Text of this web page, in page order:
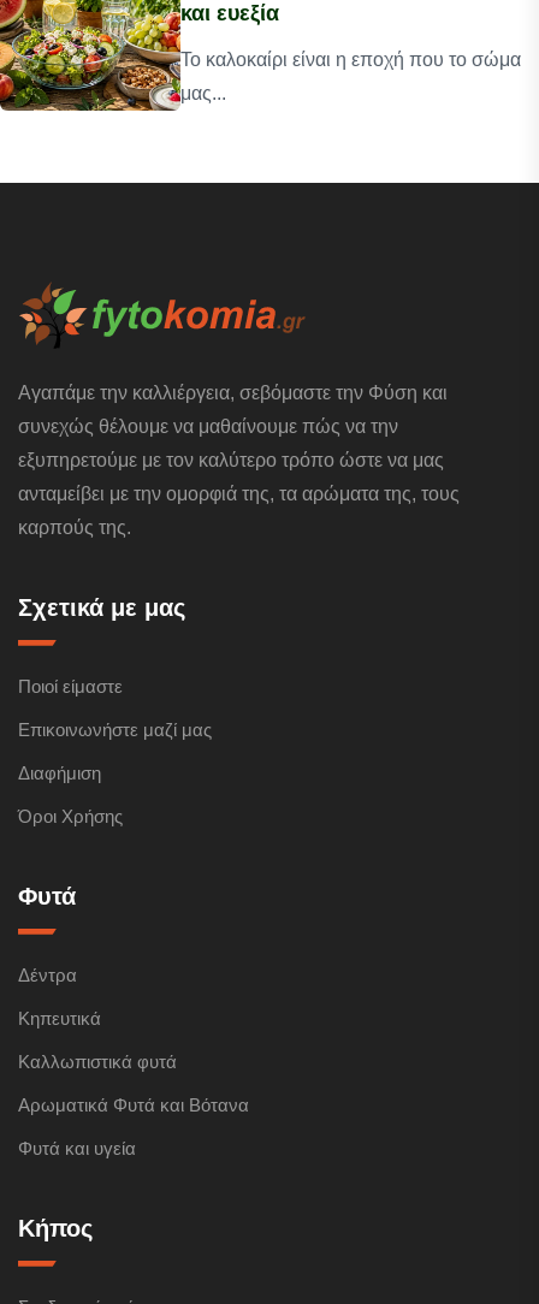
και ευεξία
Το καλοκαίρι είναι η εποχή που το σώμα
μας...
Αγαπάμε την καλλιέργεια, σεβόμαστε την Φύση και
συνεχώς θέλουμε να μαθαίνουμε πώς να την
εξυπηρετούμε με τον καλύτερο τρόπο ώστε να μας
ανταμείβει με την ομορφιά της, τα αρώματα της, τους
καρπούς της.
Σχετικά με μας
Ποιοί είμαστε
Επικοινωνήστε μαζί μας
Διαφήμιση
Όροι Χρήσης
Φυτά
Δέντρα
Κηπευτικά
Καλλωπιστικά φυτά
Αρωματικά Φυτά και Βότανα
Φυτά και υγεία
Κήπος